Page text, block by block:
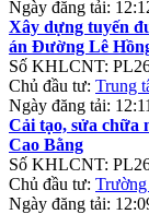
Ngày đăng tải:
Xây dựng tuyến
án Đường Lê
Số KHLCNT:
Chủ đầu tư: Trung
Ngày đăng tải:
Cải tạo, sửa chữa
Cao Bằng
Số KHLCNT:
Chủ đầu tư:
Ngày đăng tải: